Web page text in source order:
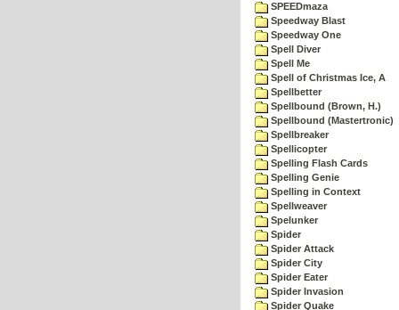
SPEEDmaza
Speedway Blast
Speedway One
Spell Diver
Spell Me
Spell of Christmas Ice, A
Spellbetter
Spellbound (Brown, H.)
Spellbound (Mastertronic)
Spellbreaker
Spellicopter
Spelling Flash Cards
Spelling Genie
Spelling in Context
Spellweaver
Spelunker
Spider
Spider Attack
Spider City
Spider Eater
Spider Invasion
Spider Quake